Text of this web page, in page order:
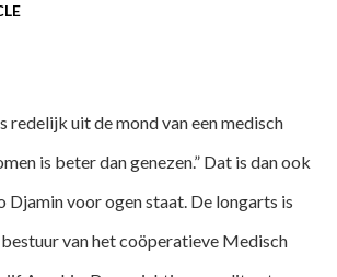
redelijk uit de mond van een medisch
is beter dan genezen.” Dat is dan ook
Djamin voor ogen staat. De longarts is
van het coöperatieve Medisch